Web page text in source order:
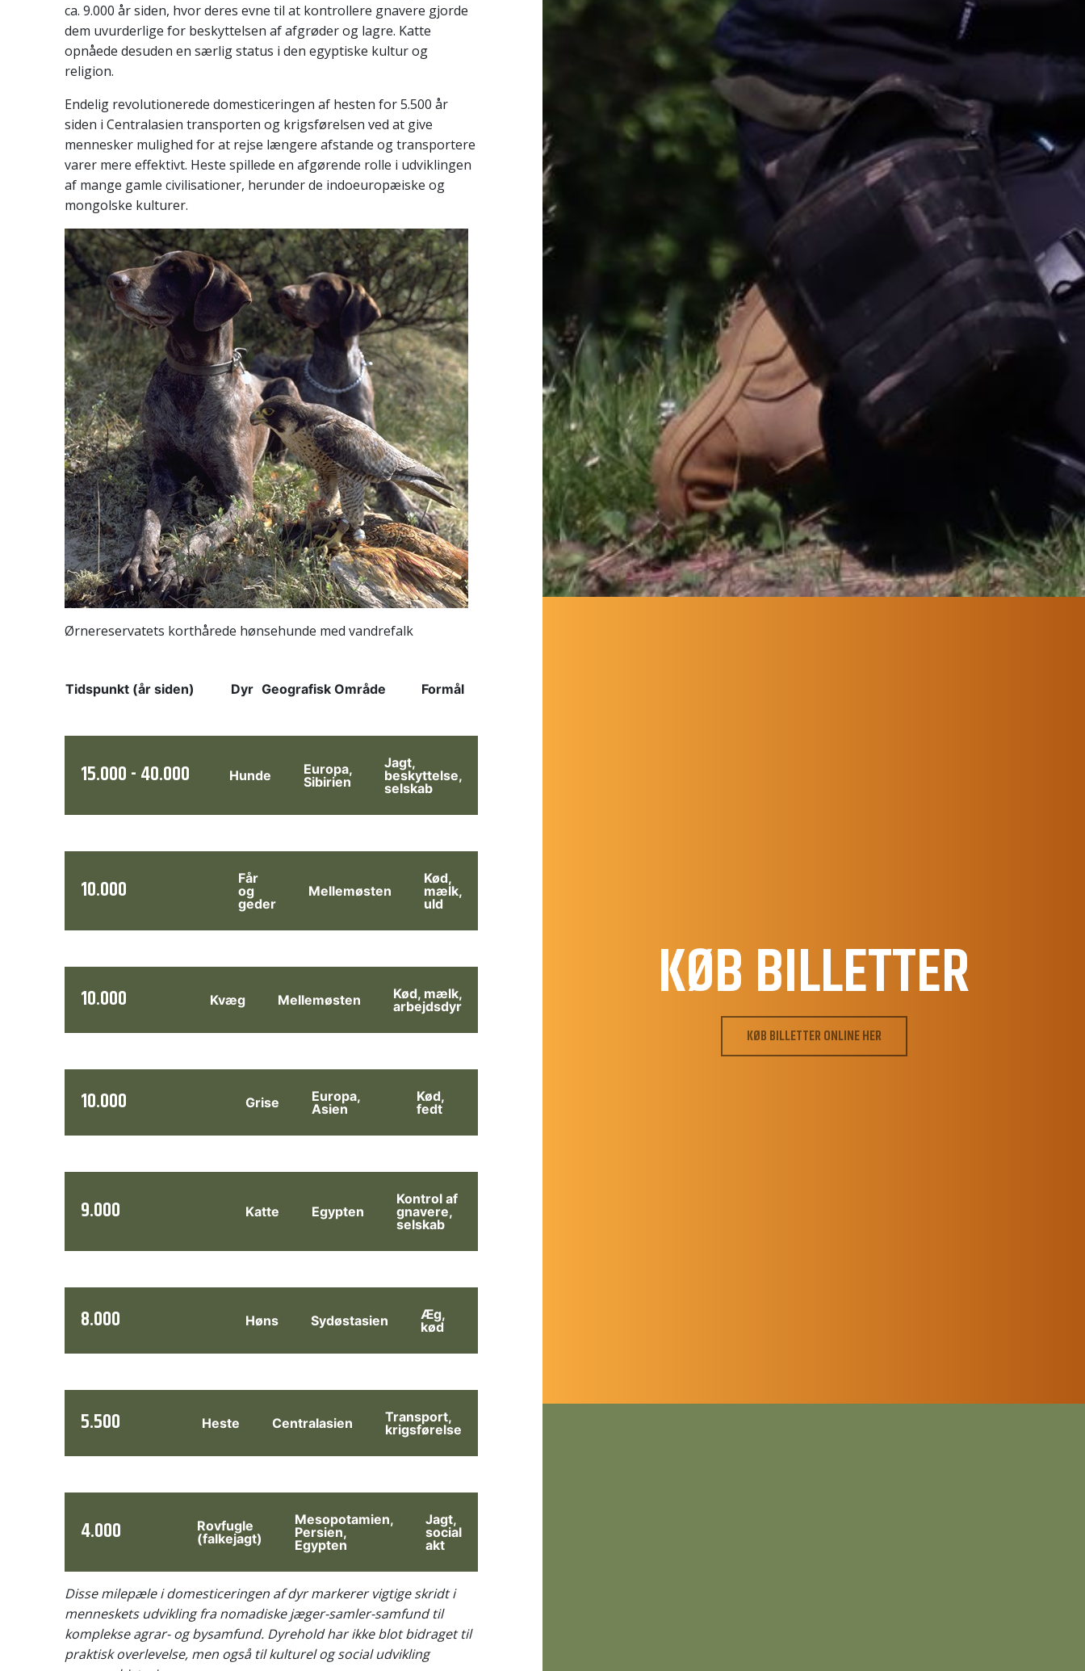
ca. 9.000 år siden, hvor deres evne til at kontrollere gnavere gjorde
dem uvurderlige for beskyttelsen af afgrøder og lagre. Katte
opnåede desuden en særlig status i den egyptiske kultur og
religion.
Endelig revolutionerede domesticeringen af hesten for 5.500 år
siden i Centralasien transporten og krigsførelsen ved at give
mennesker mulighed for at rejse længere afstande og transportere
varer mere effektivt. Heste spillede en afgørende rolle i udviklingen
af mange gamle civilisationer, herunder de indoeuropæiske og
mongolske kulturer.
Ørnereservatets korthårede hønsehunde med vandrefalk
Tidspunkt (år siden) Dyr Geografisk Område Formål
15.000 - 40.000 Hunde
Europa,
Sibirien
Jagt,
beskyttelse,
selskab
10.000
Får
og
geder
Mellemøsten
Kød,
mælk,
uld
10.000 Kvæg Mellemøsten
Kød, mælk,
arbejdsdyr
10.000 Grise
Europa,
Asien
Kød,
fedt
9.000 Katte Egypten
Kontrol af
gnavere,
selskab
8.000 Høns Sydøstasien
Æg,
kød
5.500 Heste Centralasien
Transport,
krigsførelse
4.000
Rovfugle
(falkejagt)
Mesopotamien,
Persien,
Egypten
Jagt,
social
akt
Disse milepæle i domesticeringen af dyr markerer vigtige skridt i
menneskets udvikling fra nomadiske jæger-samler-samfund til
komplekse agrar- og bysamfund. Dyrehold har ikke blot bidraget til
praktisk overlevelse, men også til kulturel og social udvikling
KØB BILLETTER
KØB BILLETTER ONLINE HER